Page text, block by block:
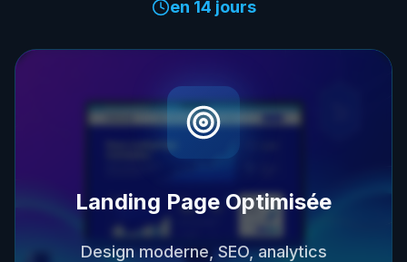
en 14 jours
Landing Page Optimisée
Design moderne, SEO, analytics